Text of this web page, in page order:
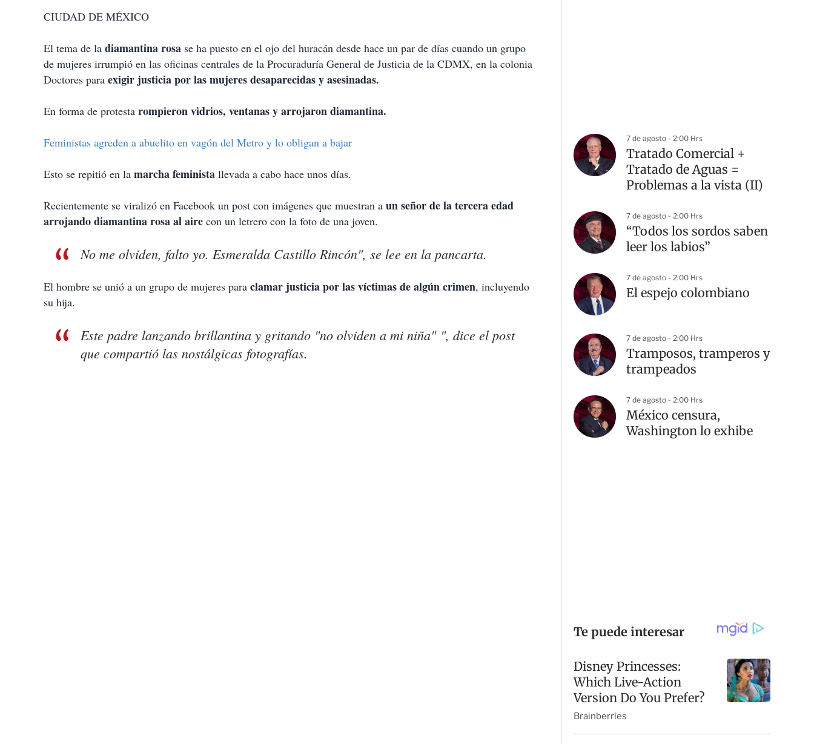
CIUDAD DE MÉXICO
El tema de la diamantina rosa se ha puesto en el ojo del huracán desde hace un par de días cuando un grupo
de mujeres irrumpió en las oficinas centrales de la Procuraduría General de Justicia de la CDMX, en la colonia
Doctores para exigir justicia por las mujeres desaparecidas y asesinadas.
En forma de protesta rompieron vidrios, ventanas y arrojaron diamantina.
Feministas agreden a abuelito en vagón del Metro y lo obligan a bajar
Esto se repitió en la marcha feminista llevada a cabo hace unos días.
Recientemente se viralizó en Facebook un post con imágenes que muestran a un señor de la tercera edad
arrojando diamantina rosa al aire con un letrero con la foto de una joven.
No me olviden, falto yo. Esmeralda Castillo Rincón", se lee en la pancarta.
El hombre se unió a un grupo de mujeres para clamar justicia por las víctimas de algún crimen, incluyendo
su hija.
Este padre lanzando brillantina y gritando "no olviden a mi niña" ", dice el post
que compartió las nostálgicas fotografías.
7 de agosto - 2:00 Hrs
Tratado Comercial +
Tratado de Aguas =
Problemas a la vista (II)
7 de agosto - 2:00 Hrs
“Todos los sordos saben
leer los labios”
7 de agosto - 2:00 Hrs
El espejo colombiano
7 de agosto - 2:00 Hrs
Tramposos, tramperos y
trampeados
7 de agosto - 2:00 Hrs
México censura,
Washington lo exhibe